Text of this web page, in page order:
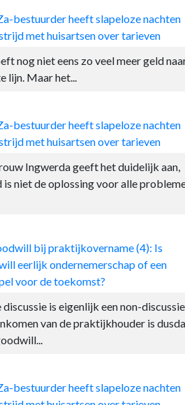
bestuurder heeft slapeloze nachten
met huisartsen over tarieven
nog niet eens zo veel meer geld
lijn. Maar het...
bestuurder heeft slapeloze nachten
met huisartsen over tarieven
Ingwerda geeft het duidelijk aan,
is niet de oplossing voor alle
bij praktijkovername (4): Is
eerlijk ondernemerschap of een
voor de toekomst?
discussie is eigenlijk een non-
van de praktijkhouder is
bestuurder heeft slapeloze nachten